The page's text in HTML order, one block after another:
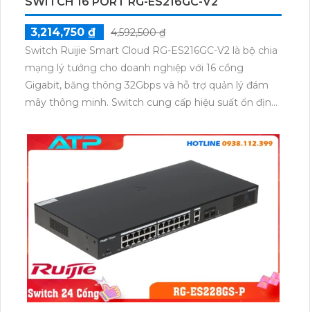
3,214,750 ₫
4,592,500 ₫
Switch Ruijie Smart Cloud RG-ES216GC-V2 là bộ chia
mạng lý tưởng cho doanh nghiệp với 16 cổng
Gigabit, băng thông 32Gbps và hỗ trợ quản lý đám
mây thông minh. Switch cung cấp hiệu suất ổn định,
dụng Ruijie Reyee App, giúp tối ưu hạ tầng mạng.